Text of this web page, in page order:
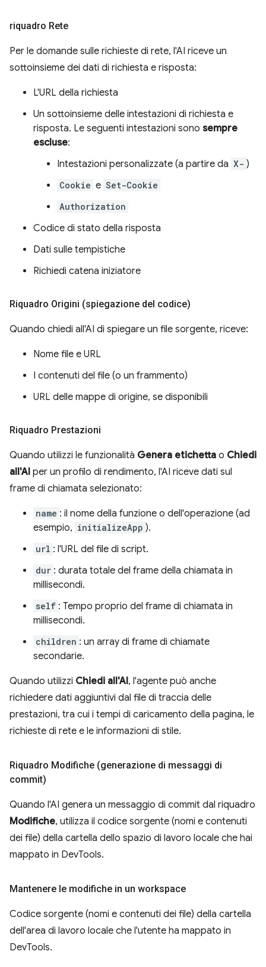
riquadro Rete
Per le domande sulle richieste di rete, l'AI riceve un
sottoinsieme dei dati di richiesta e risposta:
L'URL della richiesta
Un sottoinsieme delle intestazioni di richiesta e
risposta. Le seguenti intestazioni sono sempre
escluse:
Intestazioni personalizzate (a partire da X- )
Cookie e Set-Cookie
Authorization
Codice di stato della risposta
Dati sulle tempistiche
Richiedi catena iniziatore
Riquadro Origini (spiegazione del codice)
Quando chiedi all'AI di spiegare un file sorgente, riceve:
Nome file e URL
I contenuti del file (o un frammento)
URL delle mappe di origine, se disponibili
Riquadro Prestazioni
Quando utilizzi le funzionalità Genera etichetta o Chiedi
all'AI per un profilo di rendimento, l'AI riceve dati sul
frame di chiamata selezionato:
name : il nome della funzione o dell'operazione (ad
esempio, initializeApp ).
url : l'URL del file di script.
dur : durata totale del frame della chiamata in
millisecondi.
self : Tempo proprio del frame di chiamata in
millisecondi.
children : un array di frame di chiamate
secondarie.
Quando utilizzi Chiedi all'AI, l'agente può anche
richiedere dati aggiuntivi dal file di traccia delle
prestazioni, tra cui i tempi di caricamento della pagina, le
richieste di rete e le informazioni di stile.
Riquadro Modifiche (generazione di messaggi di
commit)
Quando l'AI genera un messaggio di commit dal riquadro
Modifiche, utilizza il codice sorgente (nomi e contenuti
dei file) della cartella dello spazio di lavoro locale che hai
mappato in DevTools.
Mantenere le modifiche in un workspace
Codice sorgente (nomi e contenuti dei file) della cartella
dell'area di lavoro locale che l'utente ha mappato in
DevTools.